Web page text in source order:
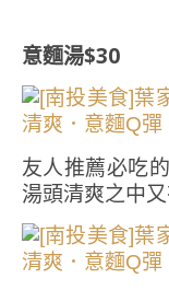
意麵湯$30
友人推薦必吃
湯頭清爽之中